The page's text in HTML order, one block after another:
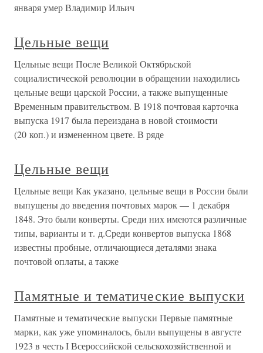
января умер Владимир Ильич
Цельные вещи
Цельные вещи После Великой Октябрьской
социалистической революции в обращении находились
цельные вещи царской России, а также выпущенные
Временным правительством. В 1918 почтовая карточка
выпуска 1917 была переиздана в новой стоимости
(20 коп.) и измененном цвете. В ряде
Цельные вещи
Цельные вещи Как указано, цельные вещи в России были
выпущены до введения почтовых марок — 1 декабря
1848. Это были конверты. Среди них имеются различные
типы, варианты и т. д.Среди конвертов выпуска 1868
известны пробные, отличающиеся деталями знака
почтовой оплаты, а также
Памятные и тематические выпуски
Памятные и тематические выпуски Первые памятные
марки, как уже упоминалось, были выпущены в августе
1923 в честь I Всероссийской сельскохозяйственной и